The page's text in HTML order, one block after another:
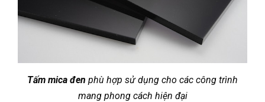
Tấm mica đen phù hợp sử dụng cho các công trình
mang phong cách hiện đại